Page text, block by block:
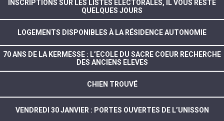
INSCRIPTIONS SUR LES LISTES ÉLECTORALES, IL VOUS RESTE
QUELQUES JOURS
LOGEMENTS DISPONIBLES À LA RÉSIDENCE AUTONOMIE
70 ANS DE LA KERMESSE : L’ECOLE DU SACRE COEUR RECHERCHE
DES ANCIENS ELEVES
CHIEN TROUVÉ
VENDREDI 30 JANVIER : PORTES OUVERTES DE L’UNISSON